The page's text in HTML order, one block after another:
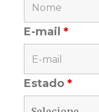
E-mail*
Estado*